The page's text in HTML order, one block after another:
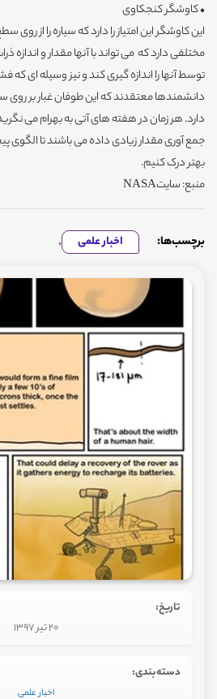
• کاوشگر کنجکاوی
این کاوشگر این امتیاز را دارد که سیاره را از
مختلفی دارد که می تواند با آنها مقدار و اندازه
توسط آنها را اندازه گیری کند و نیز وسیله ای که
دانشمندها معتقدند که این طوفان غبار بر روی
دارد. هر زمان در هفته های آتی به بهرام می
جمع آوری مقدار زیادی داده می باشند تا الگوی
بهتر درک کنیم.
منبع: سایتNASA
برچسب‌ها: اخبار علمی ,
تاریخ:
20 تیر 1397
دسته‌بندی:
اخبار علمی